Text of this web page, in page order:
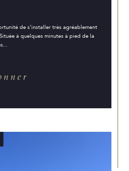
de s'installer très agréablement
à quelques minutes à pied de la